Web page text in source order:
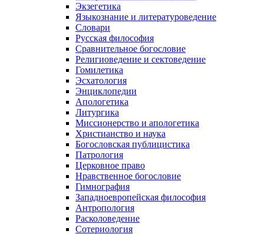
Экзегетика
Языкознание и литературоведение
Словари
Русская философия
Сравнительное богословие
Религиоведение и сектоведение
Гомилетика
Эсхатология
Энциклопедии
Апологетика
Литургика
Миссионерство и апологетика
Христианство и наука
Богословская публицистика
Патрология
Церковное право
Нравственное богословие
Гимнография
Западноевропейская философия
Антропология
Расколоведение
Сотериология